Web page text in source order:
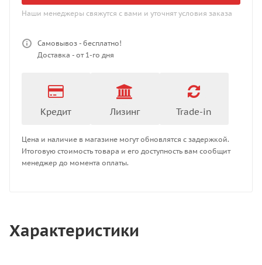
Наши менеджеры свяжутся с вами и уточнят условия заказа
Самовывоз - бесплатно!
Доставка - от 1-го дня
Кредит Лизинг Trade-in
Цена и наличие в магазине могут обновлятся с задержкой.
Итоговую стоимость товара и его доступность вам сообщит
менеджер до момента оплаты.
Характеристики